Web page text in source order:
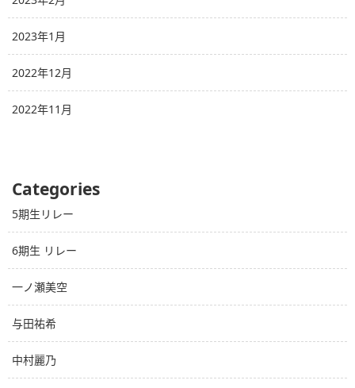
2023年1月
2022年12月
2022年11月
Categories
5期生リレー
6期生 リレー
一ノ瀬美空
与田祐希
中村麗乃